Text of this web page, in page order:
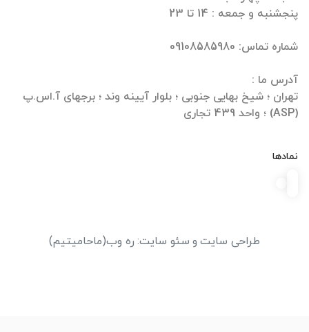
تهران ؛ شیخ بهایی جنوبی ؛ بلوار آیینه وند ؛ برجهای آ.اس.پ
(ASP) ؛ واحد 439 تجاری
نمادها
طراحی سایت و سئو سایت: ره وب(ماحامیتیم)